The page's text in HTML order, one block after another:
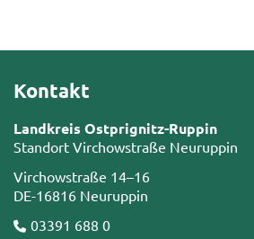
Kontakt
Landkreis Ostprignitz-Ruppin
Standort Virchowstraße Neuruppin
Virchowstraße 14–16
DE-16816 Neuruppin
03391 688 0